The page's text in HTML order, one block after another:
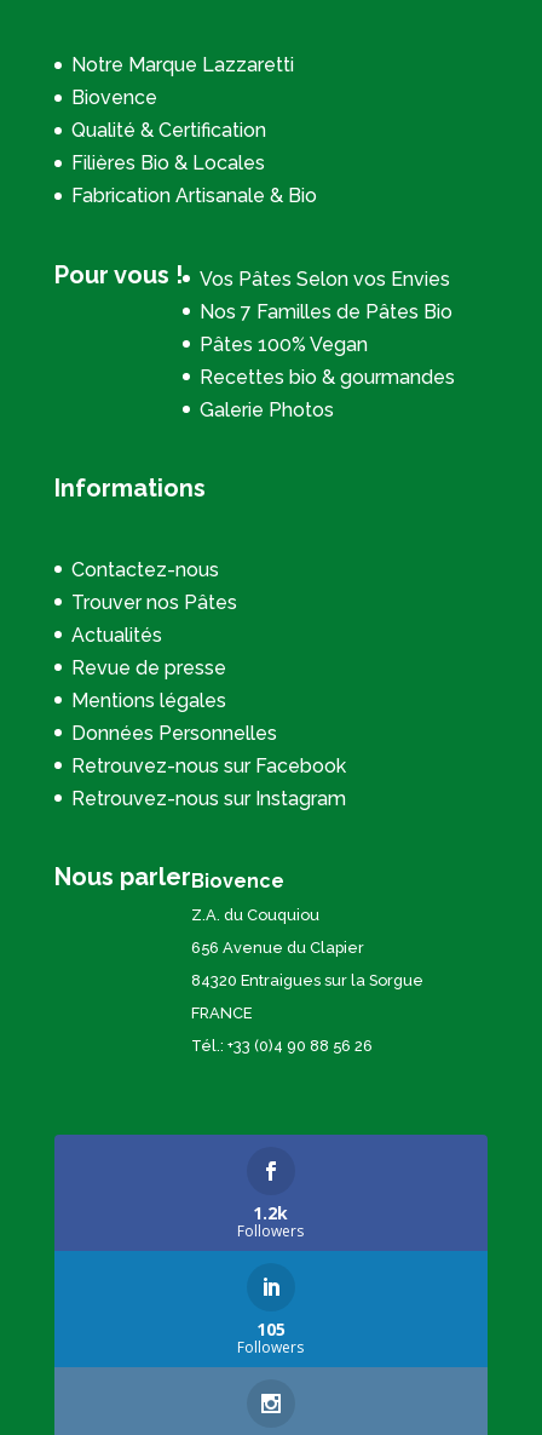
Notre Marque Lazzaretti
Biovence
Qualité & Certification
Filières Bio & Locales
Fabrication Artisanale & Bio
Pour vous !
Vos Pâtes Selon vos Envies
Nos 7 Familles de Pâtes Bio
Pâtes 100% Vegan
Recettes bio & gourmandes
Galerie Photos
Informations
Contactez-nous
Trouver nos Pâtes
Actualités
Revue de presse
Mentions légales
Données Personnelles
Retrouvez-nous sur Facebook
Retrouvez-nous sur Instagram
Nous parlerBiovence
Z.A. du Couquiou
656 Avenue du Clapier
84320 Entraigues sur la Sorgue
FRANCE
Tél.: +33 (0)4 90 88 56 26
1.2k
Followers
105
Followers